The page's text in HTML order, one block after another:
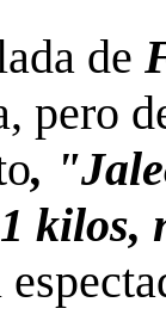
de
pero
,
kilos,